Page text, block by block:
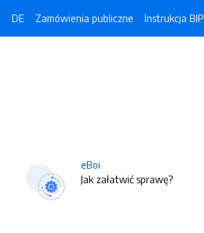
DE Zamówienia publiczne Instrukcja BIP
eBoi
Jak załatwić sprawę?